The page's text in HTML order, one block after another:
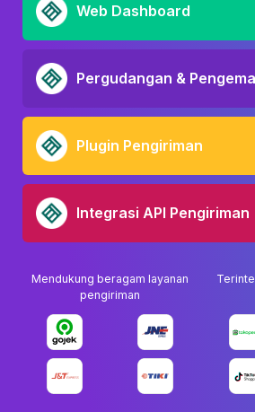
Web Dashboard
Pergudangan &
Plugin Pengiriman
Integrasi API Pengiriman
Mendukung beragam layanan
pengiriman